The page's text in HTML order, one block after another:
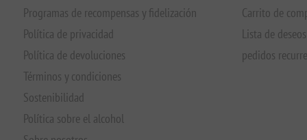
Programas de recompensas y fidelización
Política de privacidad
Política de devoluciones
Términos y condiciones
Sostenibilidad
Política sobre el alcohol
Carrito de
Lista de deseos
pedidos